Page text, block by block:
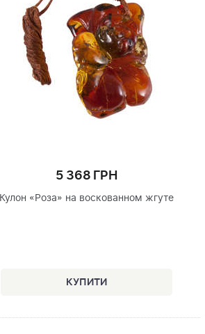
5 368 ГРН
Кулон «Роза» на воскованном жгуте